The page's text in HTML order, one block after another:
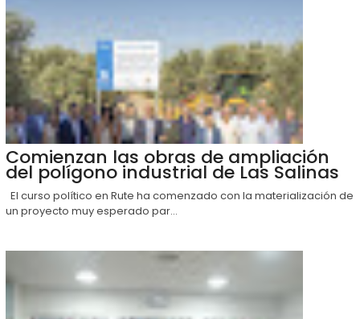
Comienzan las obras de ampliación
del polígono industrial de Las Salinas
El curso político en Rute ha comenzado con la materialización de
un proyecto muy esperado par...